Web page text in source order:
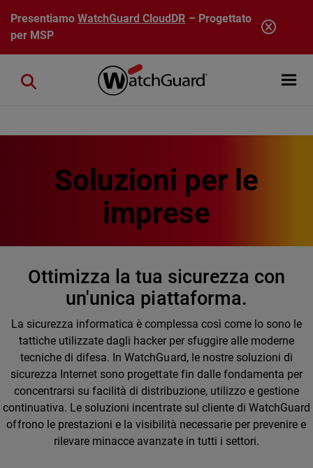
Salta al contenuto principale
PresentiamoWatchGuard CloudDR – Progettato
per MSP
Open
Close search
Soluzioni per le
imprese
Ottimizza la tua sicurezza con
un'unica piattaforma.
La sicurezza informatica è complessa così come lo sono le
tattiche utilizzate dagli hacker per sfuggire alle moderne
tecniche di difesa. In WatchGuard, le nostre soluzioni di
sicurezza Internet sono progettate fin dalle fondamenta per
concentrarsi su facilità di distribuzione, utilizzo e gestione
continuativa. Le soluzioni incentrate sul cliente di WatchGuard
offrono le prestazioni e la visibilità necessarie per prevenire e
rilevare minacce avanzate in tutti i settori.